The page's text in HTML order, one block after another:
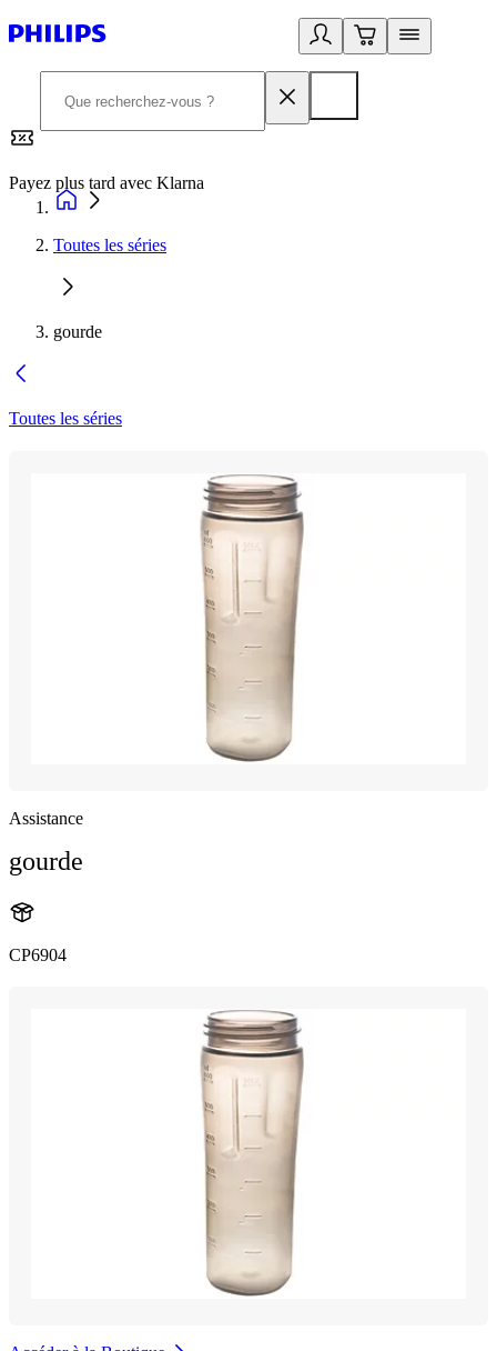
Payez plus tard avec Klarna
Toutes les séries
gourde
Toutes les séries
Assistance
gourde
CP6904